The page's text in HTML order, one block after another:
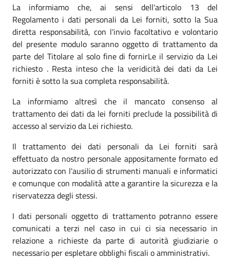
La informiamo che, ai sensi dell'articolo 13 del
Regolamento i dati personali da Lei forniti, sotto la Sua
diretta responsabilità, con l'invio facoltativo e volontario
del presente modulo saranno oggetto di trattamento da
parte del Titolare al solo fine di fornirLe il servizio da Lei
richiesto . Resta inteso che la veridicità dei dati da Lei
forniti è sotto la sua completa responsabilità.
La informiamo altresì che il mancato consenso al
trattamento dei dati da lei forniti preclude la possibilità di
accesso al servizio da Lei richiesto.
Il trattamento dei dati personali da Lei forniti sarà
effettuato da nostro personale appositamente formato ed
autorizzato con l'ausilio di strumenti manuali e informatici
e comunque con modalità atte a garantire la sicurezza e la
riservatezza degli stessi.
I dati personali oggetto di trattamento potranno essere
comunicati a terzi nel caso in cui ci sia necessario in
relazione a richieste da parte di autorità giudiziarie o
necessario per espletare obblighi fiscali o amministrativi.